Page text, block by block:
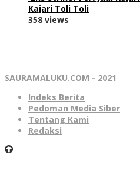
Kajari Toli Toli
358 views
SAURAMALUKU.COM - 2021
Indeks Berita
Pedoman Media Siber
Tentang Kami
Redaksi